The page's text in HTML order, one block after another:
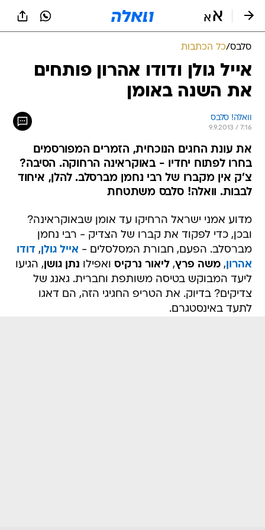
סלבס/כל הכתבות
אייל גולן ודודו אהרון פותחים
את השנה באומן
וואלה! סלבס
9.9.2013 / 7:16
את עונת החגים הנוכחית, הזמרים המפורסמים
בחרו לפתוח יחדיו - באוקראינה הרחוקה. הסיבה?
צ'ק אין מקברו של רבי נחמן מברסלב. להלן, איחוד
לבבות. וואלה! סלבס משתטחת
מדוע אמני ישראל הרחיקו עד אומן שבאוקראינה?
ובכן, כדי לפקוד את קברו של הצדיק - רבי נחמן
מברסלב. הפעם, חבורת המסלסלים - אייל גולן, דודו
אהרון,משה פרץ,ליאור נרקיס ואפילו נתן גושן, הגיעו
ליעד המבוקש בטיסה משותפת וחברית. גאנג של
צדיקים? בדיוק. את הטריפ החגיגי הזה, הם דאגו
לתעד באינסטגרם.